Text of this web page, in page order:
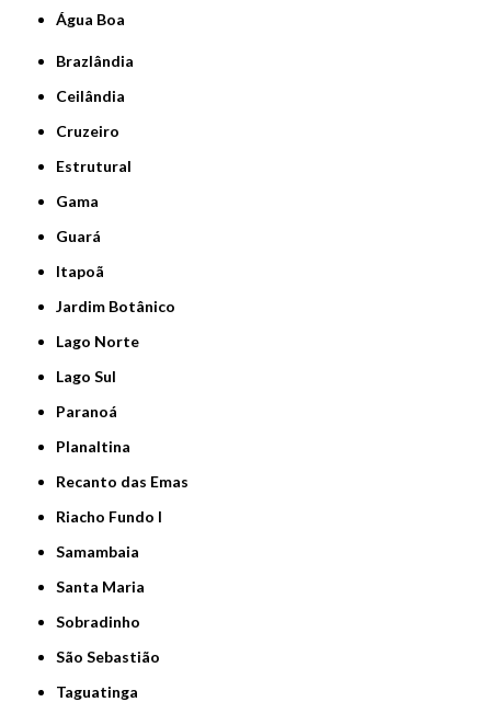
Água Boa
Brazlândia
Ceilândia
Cruzeiro
Estrutural
Gama
Guará
Itapoã
Jardim Botânico
Lago Norte
Lago Sul
Paranoá
Planaltina
Recanto das Emas
Riacho Fundo I
Samambaia
Santa Maria
Sobradinho
São Sebastião
Taguatinga